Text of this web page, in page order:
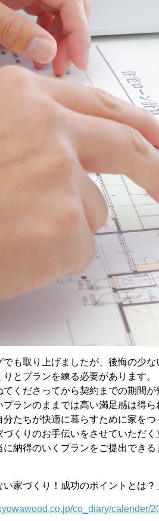
でも取り上げましたが、後悔の少
とプランを練る必要があります。
てくださってから契約までの期間
ランのままでは高い満足感は得ら
分たちが快適に暮らすために家を
づくりのお手伝いをさせていただ
に納得のいくプランをご提出でき
家づくり！成功のポイントとは？
co_diary/calender/